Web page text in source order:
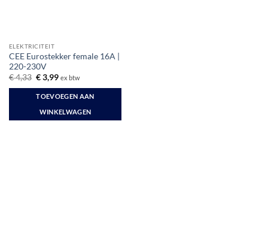
ELEKTRICITEIT
CEE Eurostekker female 16A |
220-230V
€4,33 Oorspronkelijke
prijs
was:
€ 4,33.
€3,99Huidige
is:
€ 3,99.
ex btw
TOEVOEGEN AAN
WINKELWAGEN